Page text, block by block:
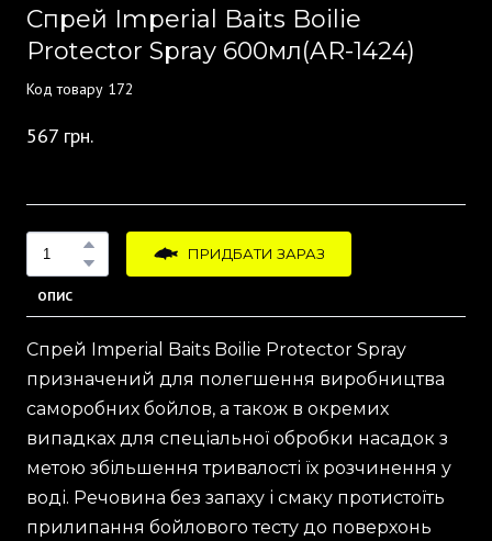
Спрей Imperial Baits Boilie
Protector Spray 600мл(AR-1424)
Код товару 172
567 грн.
ПРИДБАТИ ЗАРАЗ
ОПИС
Спрей Imperial Baits Boilie Protector Spray
призначений для полегшення виробництва
саморобних бойлов, а також в окремих
випадках для спеціальної обробки насадок з
метою збільшення тривалості їх розчинення у
воді. Речовина без запаху і смаку протистоїть
прилипання бойлового тесту до поверхонь